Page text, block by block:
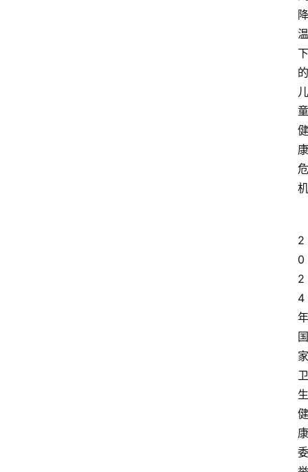
降
温
下
的
儿
童
健
康
危
机
2
0
2
4
年
国
家
卫
生
健
康
委